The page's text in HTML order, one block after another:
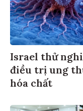
Israel thử
điều trị ung
hóa chất